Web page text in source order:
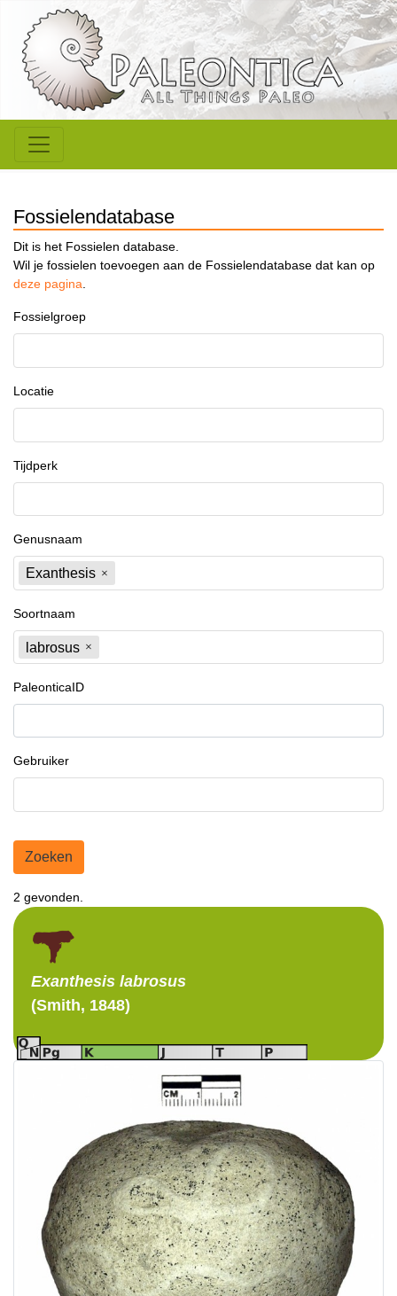
Fossielendatabase
Dit is het Fossielen database.
Wil je fossielen toevoegen aan de Fossielendatabase dat kan op
deze pagina.
Fossielgroep
Locatie
Tijdperk
Genusnaam
Exanthesis
Soortnaam
labrosus
PaleonticaID
Gebruiker
Zoeken
2 gevonden.
Exanthesis labrosus
(Smith, 1848)